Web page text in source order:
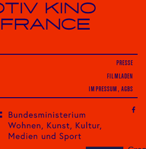
und Kino De France in Wien
PRESSE
FILMLADEN
IMPRESSUM, AGBS